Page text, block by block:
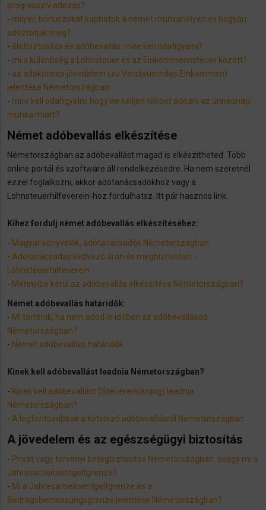
progresszív adózás?
- milyen bónuszokat kaphatok a német munkahelyen és hogyan
adóztatják meg?
- életbiztosítás és adóbevallás: mire kell odafigyelni?
- mi a különbség a Lohnsteuer és az Einkommenssteuer között?
- az adóköteles jövedelem (zu Versteuerndes Einkommen)
jelentése Németországban
- mire kell odafigyelni, hogy ne kelljen többet adózni az ünnepnapi
munka miatt?
Német adóbevallás elkészítése
Németországban az adóbevallást magad is elkészítheted. Több
online portál és szoftware áll rendelkezésedre. Ha nem szeretnél
ezzel foglalkozni, akkor adótanácsadókhoz vagy a
Lohnsteuerhilfeverein-hoz fordulhatsz. Itt pár hasznos link:
Kihez fordulj német adóbevallás elkészítéséhez:
- Magyar könyvelők, adótanácsadók Németországban
- Adótanácsadás kedvező áron és megbízhatóan -
Lohnsteuerhilfeverein
- Mennyibe kerül az adóbevallás elkészítése Németországban?
Német adóbevallás határidők:
- Mi történik, ha nem adod le időben az adóbevallásod
Németországban?
- Német adóbevallási határidők
Kinek kell adóbevallást leadnia Németországban?
- Kinek kell adóbevallást (Steuererklärung) leadnia
Németországban?
- A legfontosabbak a kötelező adóbevallásról Németországban
A jövedelem és az egészségügyi biztosítás
- ​Privát vagy törvényi betegbiztosítás Németországban. avagy mi a
Jahresarbeitsentgeltgrenze?
- Mi a Jahresarbeitsentgeltgrenze és a
Beitragsbemessungsgrenze jelentése Németországban?